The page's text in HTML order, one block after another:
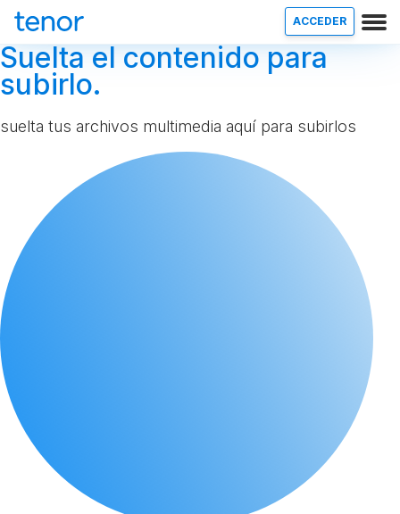
ACCEDER
Suelta el contenido para
subirlo.
suelta tus archivos multimedia aquí para subirlos